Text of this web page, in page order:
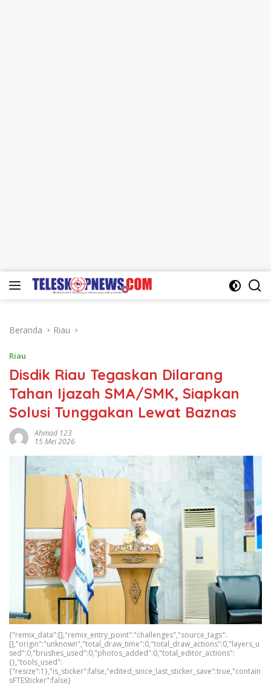
Langsung
Beranda Riau
Riau
Disdik Riau Tegaskan Dilarang
Tahan Ijazah SMA/SMK, Siapkan
Solusi Tunggakan Lewat Baznas
Ahmad 123
15 Mei 2026
{"remix_data":[],"remix_entry_point":"challenges","source_tags":
[],"origin":"unknown","total_draw_time":0,"total_draw_actions":0,"layers_u
sed":0,"brushes_used":0,"photos_added":0,"total_editor_actions":
{},"tools_used":
{"resize":1},"is_sticker":false,"edited_since_last_sticker_save":true,"contain
sFTESticker":false}